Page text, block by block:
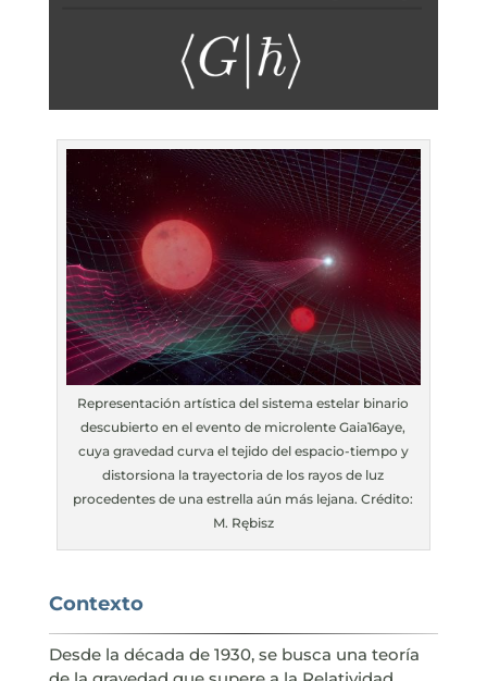
Representación artística del sistema estelar binario
descubierto en el evento de microlente Gaia16aye,
cuya gravedad curva el tejido del espacio-tiempo y
distorsiona la trayectoria de los rayos de luz
procedentes de una estrella aún más lejana. Crédito:
M. Rębisz
Contexto
Desde la década de 1930, se busca una teoría